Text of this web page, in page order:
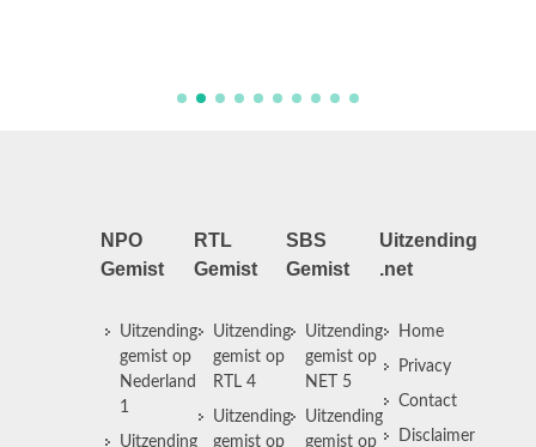
NPO
Gemist
Uitzending
gemist op
Nederland
1
Uitzending
RTL
Gemist
Uitzending
gemist op
RTL 4
Uitzending
gemist op
SBS
Gemist
Uitzending
gemist op
NET 5
Uitzending
gemist op
Uitzending
.net
Home
Privacy
Contact
Disclaimer